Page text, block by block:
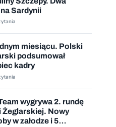
Sardynii
miesiącu. Polski
podsumował
kadry
wygrywa 2. rundę
Żeglarskiej. Nowy
w załodze i 5